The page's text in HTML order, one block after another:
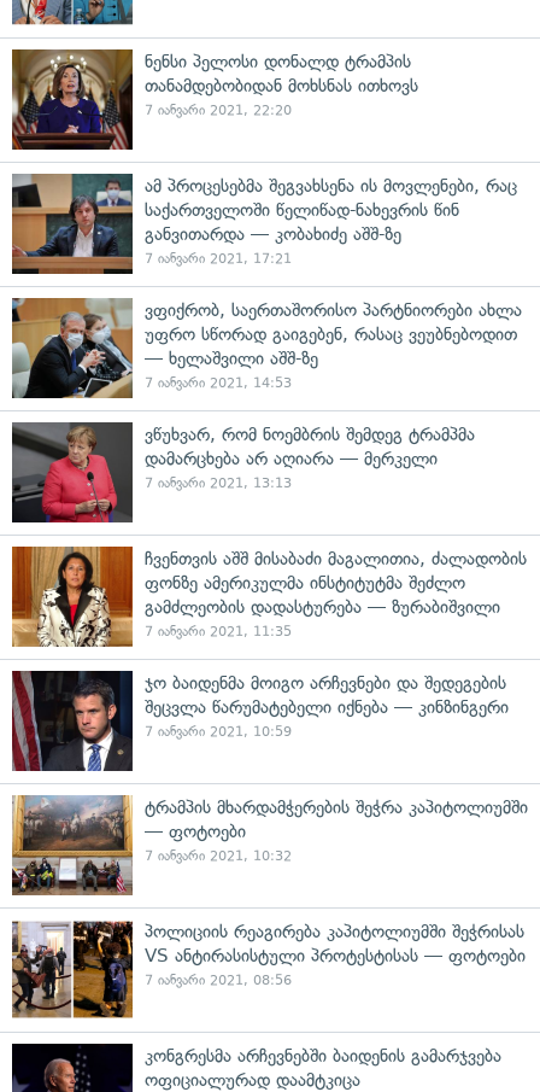
ნენსი პელოსი დონალდ ტრამპის
თანამდებობიდან მოხსნას ითხოვს
7 იანვარი 2021, 22:20
ამ პროცესებმა შეგვახსენა ის მოვლენები, რაც
საქართველოში წელიწად-ნახევრის წინ
განვითარდა — კობახიძე აშშ-ზე
7 იანვარი 2021, 17:21
ვფიქრობ, საერთაშორისო პარტნიორები ახლა
უფრო სწორად გაიგებენ, რასაც ვეუბნებოდით
— ხელაშვილი აშშ-ზე
7 იანვარი 2021, 14:53
ვწუხვარ, რომ ნოემბრის შემდეგ ტრამპმა
დამარცხება არ აღიარა — მერკელი
7 იანვარი 2021, 13:13
ჩვენთვის აშშ მისაბაძი მაგალითია, ძალადობის
ფონზე ამერიკულმა ინსტიტუტმა შეძლო
გამძლეობის დადასტურება — ზურაბიშვილი
7 იანვარი 2021, 11:35
ჯო ბაიდენმა მოიგო არჩევნები და შედეგების
შეცვლა წარუმატებელი იქნება — კინზინგერი
7 იანვარი 2021, 10:59
ტრამპის მხარდამჭერების შეჭრა კაპიტოლიუმში
— ფოტოები
7 იანვარი 2021, 10:32
პოლიციის რეაგირება კაპიტოლიუმში შეჭრისას
VS ანტირასისტული პროტესტისას — ფოტოები
7 იანვარი 2021, 08:56
კონგრესმა არჩევნებში ბაიდენის გამარჯვება
ოფიციალურად დაამტკიცა